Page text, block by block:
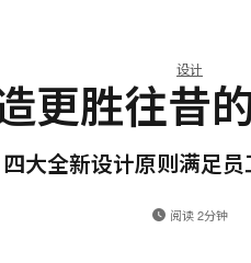
设计
更胜往昔
四大全新设计原则满足
阅读 2分钟